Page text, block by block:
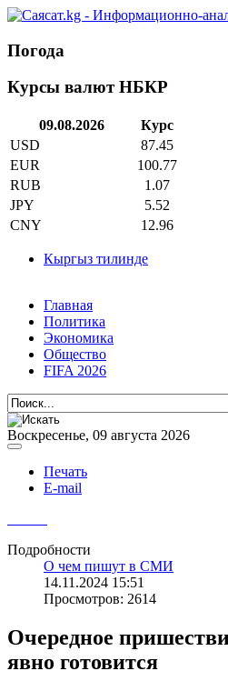
Погода
Курсы валют НБКР
09.08.2026
Курс
USD
87.45
EUR
100.77
RUB
1.07
JPY
5.52
CNY
12.96
Кыргыз тилинде
Главная
Политика
Экономика
Общество
FIFA 2026
Воскресенье, 09 августа 2026
Печать
E-mail
Подробности
О чем пишут в СМИ
14.11.2024 15:51
Просмотров: 2614
Очередное
явно готовится